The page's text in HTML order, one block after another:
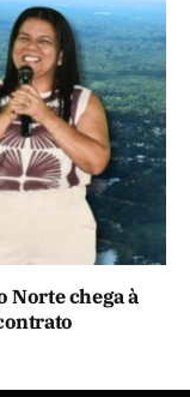
Norte chega à